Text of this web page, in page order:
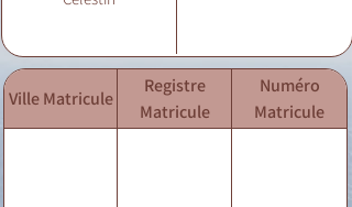
Ville Matricule
Registre
Matricule
Numéro
Matricule